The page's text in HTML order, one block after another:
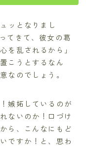
ッとなりまし
てきて、彼女の葛
を乱されるから」
こうとするなん
なのでしょう。
嫉妬しているのが
ないのか！口づけ
ら、こんなにもど
ですか！と、思わ